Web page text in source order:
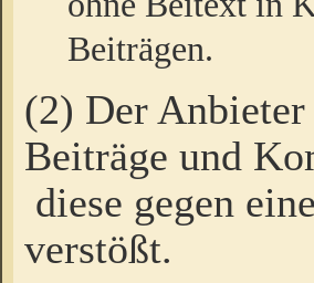
Beiträgen.
(2) Der
Beiträge und
diese gegen
verstößt.